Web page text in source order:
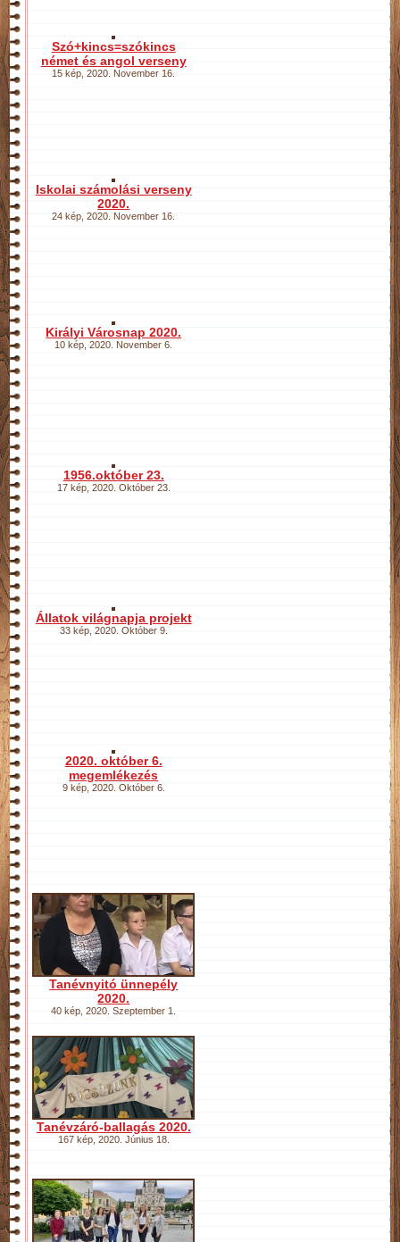
Szó+kincs=szókincs
német és angol verseny
15 kép ,2020. November 16.
Iskolai számolási verseny
2020.
24 kép ,2020. November 16.
Királyi Városnap 2020.
10 kép ,2020. November 6.
1956.október 23.
17 kép, 2020. Október 23.
Állatok világnapja projekt
33 kép, 2020. Október 9.
2020. október 6.
megemlékezés
9 kép, 2020. Október 6.
Tanévnyitó ünnepély
2020.
40 kép ,2020. Szeptember 1.
Tanévzáró-ballagás 2020.
167 kép, 2020. Június 18.